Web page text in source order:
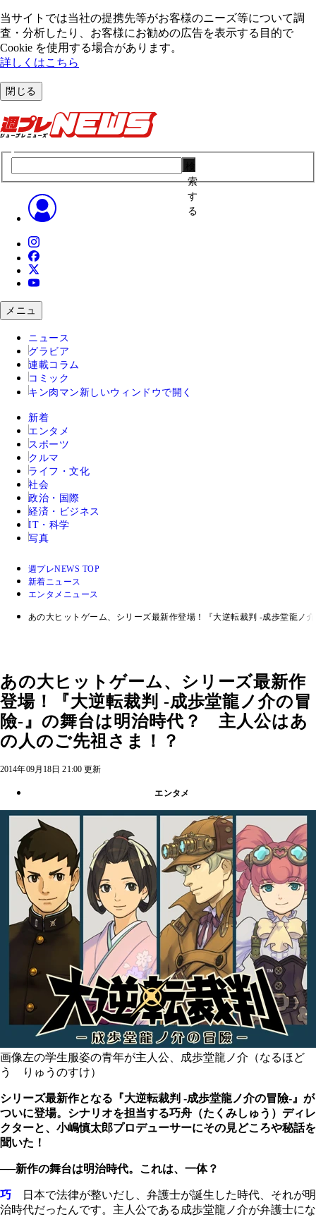
当サイトでは当社の提携先等がお客様のニーズ等について調
査・分析したり、お客様にお勧めの広告を表⽰する⽬的で
Cookie を使⽤する場合があります。
詳しくはこちら
閉じる
索
す
る
メニュ
ニュース
グラビア
連載コラム
コミック
キン肉マン 新しいウィンドウで開く
新着
エンタメ
スポーツ
クルマ
ライフ・文化
社会
政治・国際
経済・ビジネス
IT・科学
写真
週プレNEWS TOP
新着ニュース
エンタメニュース
あの大ヒットゲーム、シリーズ最新作登場！『大逆転裁判 -成歩堂龍
あの大ヒットゲーム、シリーズ最新作
登場！『大逆転裁判 -成歩堂龍ノ介の冒
險-』の舞台は明治時代？ 主人公はあ
の人のご先祖さま！？
2014年09月18日 21:00 更新
エンタメ
画像左の学生服姿の青年が主人公、成歩堂龍ノ介（なるほど
う りゅうのすけ）
シリーズ最新作となる『大逆転裁判 -成歩堂龍ノ介の冒險-』が
ついに登場。シナリオを担当する巧舟（たくみしゅう）ディレ
クターと、小嶋慎太郎プロデューサーにその見どころや秘話を
聞いた！
──新作の舞台は明治時代。これは、一体？
巧 日本で法律が整いだし、弁護士が誕生した時代、それが明
治時代だったんです。主人公である成歩堂龍ノ介が弁護士にな